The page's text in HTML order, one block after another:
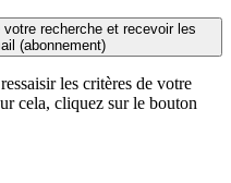
recherche et recevoir les
(abonnement)
les critères de votre
cela, cliquez sur le bouton